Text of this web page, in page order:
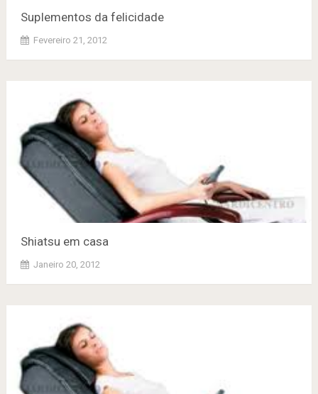
SupIementos da felicidade
Fevereiro 21, 2012
Shiatsu em casa
Janeiro 20, 2012